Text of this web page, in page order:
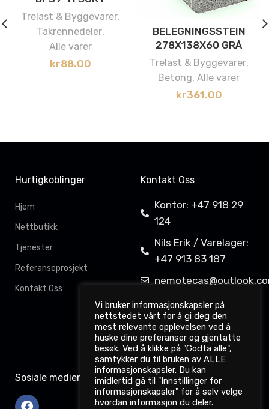
Trelast & Byggevarer,
Takrennedeler,
Alle varer
kr88.00
BELEGNINGSSTEIN
278X138X60 GRÅ
Trelast & Byggevarer,
Betong, Alle varer
kr361.00
Hurtigkoblinger
Hjem
Nettbutikk
Tjenester
Referanseprosjekt
Kontakt Oss
Kontakt Oss
Kontor: +47 918 29
124
Nils Erik / Varelager:
+47 913 83 187
Davit Gahkkorluodda
11,
9522 Kautokeino
Sosiale medier
Vi bruker informasjonskapsler på
nettstedet vårt for å gi deg den
mest relevante opplevelsen ved å
huske dine preferanser og gjentatte
besøk. Ved å klikke på "Godta alle",
samtykker du til bruken av ALLE
informasjonskapsler. Du kan
imidlertid gå til "Innstillinger for
informasjonskapsler" for å selv velge
hvordan informasjon du deler.